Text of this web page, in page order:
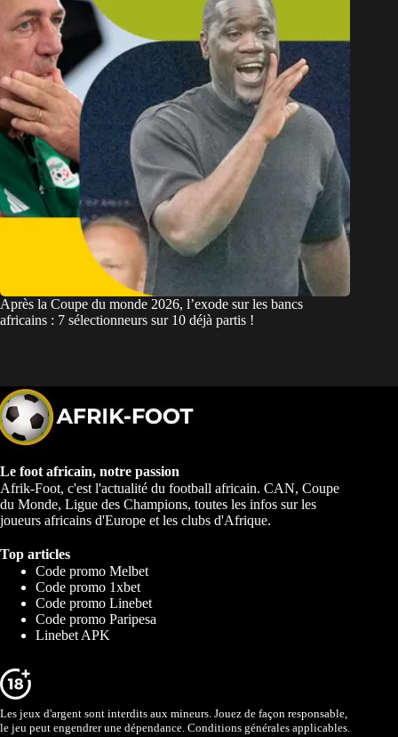
Après la Coupe du monde 2026, l’exode sur les bancs
africains : 7 sélectionneurs sur 10 déjà partis !
Le foot africain, notre passion
Afrik-Foot, c'est l'actualité du football africain. CAN, Coupe
du Monde, Ligue des Champions, toutes les infos sur les
joueurs africains d'Europe et les clubs d'Afrique.
Top articles
Code promo Melbet
Code promo 1xbet
Code promo Linebet
Code promo Paripesa
Linebet APK
Les jeux d'argent sont interdits aux mineurs. Jouez de façon responsable,
le jeu peut engendrer une dépendance. Conditions générales applicables.